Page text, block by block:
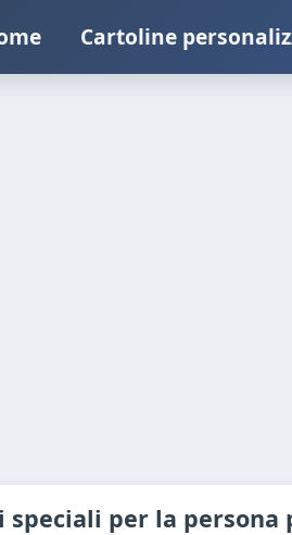
Cartoline
speciali per la